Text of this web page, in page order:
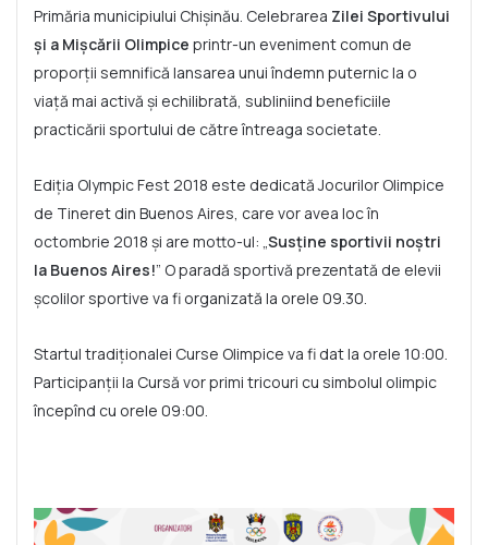
Primăria municipiului Chișinău. Celebrarea Zilei Sportivului
și a Mișcării Olimpice printr-un eveniment comun de
proporții semnifică lansarea unui îndemn puternic la o
viață mai activă și echilibrată, subliniind beneficiile
practicării sportului de către întreaga societate.
Ediția Olympic Fest 2018 este dedicată Jocurilor Olimpice
de Tineret din Buenos Aires, care vor avea loc în
octombrie 2018 și are motto-ul: „Susține sportivii noștri
la Buenos Aires!” O paradă sportivă prezentată de elevii
școlilor sportive va fi organizată la orele 09.30.
Startul tradiționalei Curse Olimpice va fi dat la orele 10:00.
Participanții la Cursă vor primi tricouri cu simbolul olimpic
începînd cu orele 09:00.